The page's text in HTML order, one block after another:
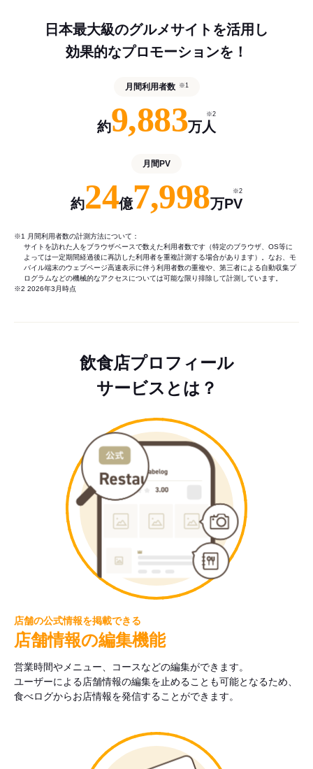
日本最大級のグルメサイトを活用し
効果的なプロモーションを！
月間利用者数 ※1
約9,883万人
※2
月間PV
約24億7,998万PV
※2
※1 月間利用者数の計測方法について：
サイトを訪れた人をブラウザベースで数えた利用者数です（特定のブラウザ、OS等に
よっては一定期間経過後に再訪した利用者を重複計測する場合があります）。なお、モ
バイル端末のウェブページ高速表示に伴う利用者数の重複や、第三者による自動収集プ
ログラムなどの機械的なアクセスについては可能な限り排除して計測しています。
※2 2026年3月時点
飲食店プロフィール
サービスとは？
店舗の公式情報を掲載できる
店舗情報の編集機能
営業時間やメニュー、コースなどの編集ができます。
ユーザーによる店舗情報の編集を止めることも可能となるため、
食べログからお店情報を発信することができます。